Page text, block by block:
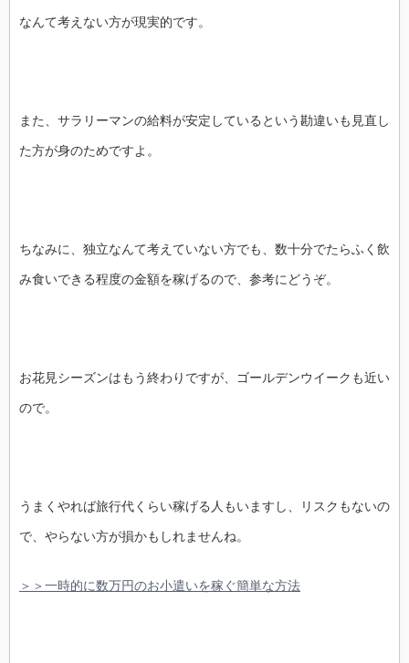
なんて考えない方が現実的です。
また、サラリーマンの給料が安定しているという勘違いも見直し
た方が身のためですよ。
ちなみに、独立なんて考えていない方でも、数十分でたらふく飲
み食いできる程度の金額を稼げるので、参考にどうぞ。
お花見シーズンはもう終わりですが、ゴールデンウイークも近い
ので。
うまくやれば旅行代くらい稼げる人もいますし、リスクもないの
で、やらない方が損かもしれませんね。
＞＞一時的に数万円のお小遣いを稼ぐ簡単な方法